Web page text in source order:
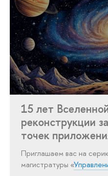
15 лет
реконструкции
точек
Приглашаем вас на
магистратуры «